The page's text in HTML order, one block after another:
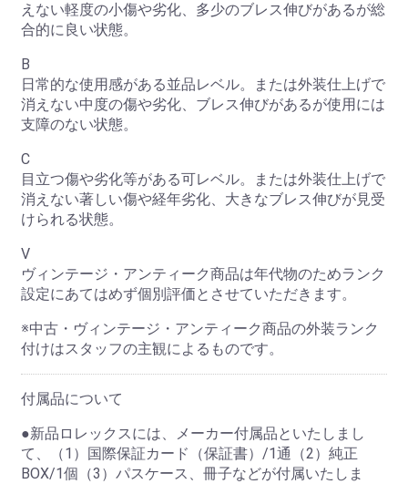
お買い物を続ける
えない軽度の小傷や劣化、多少のブレス伸びがあるが総
合的に良い状態。
B
日常的な使用感がある並品レベル。または外装仕上げで
消えない中度の傷や劣化、ブレス伸びがあるが使用には
支障のない状態。
C
目立つ傷や劣化等がある可レベル。または外装仕上げで
消えない著しい傷や経年劣化、大きなブレス伸びが見受
けられる状態。
V
ヴィンテージ・アンティーク商品は年代物のためランク
設定にあてはめず個別評価とさせていただきます。
※中古・ヴィンテージ・アンティーク商品の外装ランク
付けはスタッフの主観によるものです。
付属品について
●新品ロレックスには、メーカー付属品といたしまし
て、（1）国際保証カード（保証書）/1通（2）純正
BOX/1個（3）パスケース、冊子などが付属いたしま